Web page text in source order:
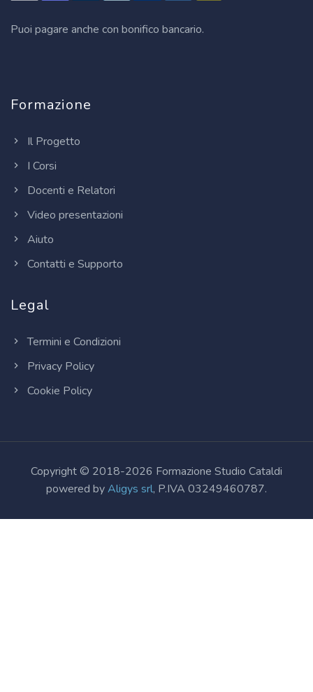
Puoi pagare anche con bonifico bancario.
Formazione
Il Progetto
I Corsi
Docenti e Relatori
Video presentazioni
Aiuto
Contatti e Supporto
Legal
Termini e Condizioni
Privacy Policy
Cookie Policy
Copyright © 2018-2026 Formazione Studio Cataldi
powered byAligys srl, P.IVA 03249460787.